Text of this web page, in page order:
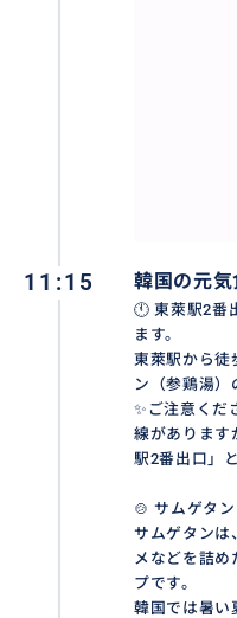
11:15 韓国の元
🕚 東萊駅2番
ます。
東萊駅から徒
ン（参鶏湯）
✨️ご注意くだ
線があります
駅2番出口」
🍲 サムゲタ
サムゲタンは
メなどを詰め
プです。
韓国では暑い